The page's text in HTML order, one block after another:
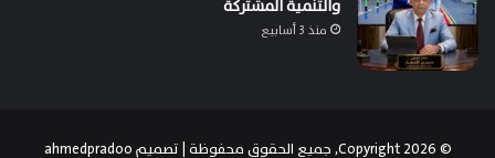
والتنمية المشتركة
منذ 3 أسابيع
© Copyright 2026, جميع الحقوق محفوظة | تصميم ahmedpradoo